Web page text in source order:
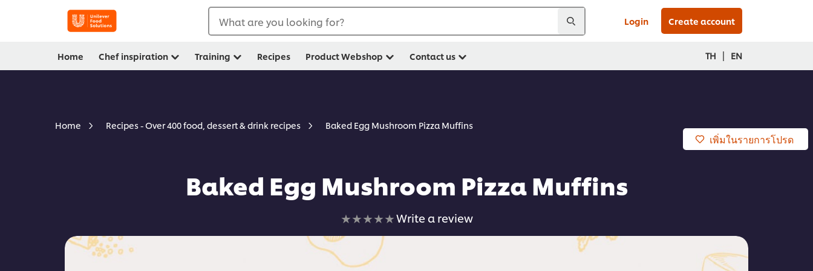
What are you looking for? Login Create account
Home Chef inspiration Training Recipes Product Webshop Contact us TH | EN
Home Recipes - Over 400 food, dessert & drink recipes Baked Egg Mushroom Pizza Muffins
เพิ่มในรายการโปรด
Baked Egg Mushroom Pizza Muffins
No
ratings
Write a review